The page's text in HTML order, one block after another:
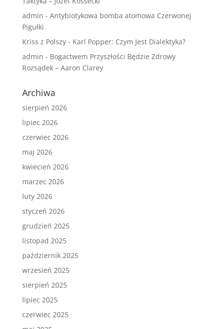
admin - Antybiotykowa bomba atomowa Czerwonej
Pigułki
Kriss z Polszy- Karl Popper: Czym Jest Dialektyka?
admin - Bogactwem Przyszłości Będzie Zdrowy
Rozsądek – Aaron Clarey
Archiwa
sierpień 2026
lipiec 2026
czerwiec 2026
maj 2026
kwiecień 2026
marzec 2026
luty 2026
styczeń 2026
grudzień 2025
listopad 2025
październik 2025
wrzesień 2025
sierpień 2025
lipiec 2025
czerwiec 2025